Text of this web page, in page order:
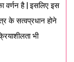
वर्णन है | इसलिए इस
के सत्वप्रधान होने
भी